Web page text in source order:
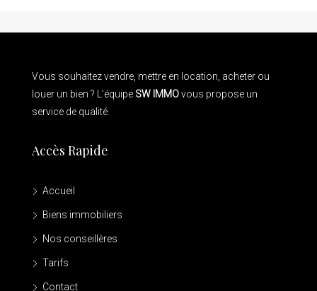
Vous souhaitez vendre, mettre en location, acheter ou
louer un bien ? L’équipe SW IMMOvous propose un
service de qualité.
Accès Rapide
Accueil
Biens immobiliers
Nos conseillères
Tarifs
Contact